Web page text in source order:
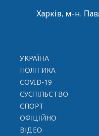
Харків, м-н.
УКРАЇНА
ПОЛІТИКА
COVID-19
СУСПІЛЬСТВО
СПОРТ
ОФІЦІЙНО
ВІДЕО